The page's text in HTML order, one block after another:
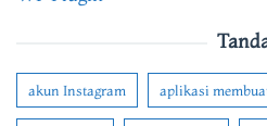
akun Instagram aplikasi